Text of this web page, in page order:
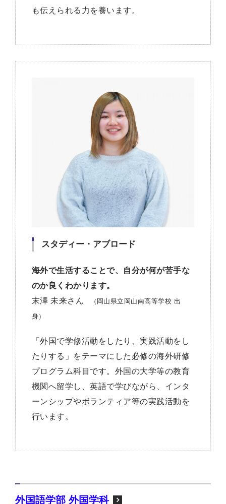
も伝えられる力を養います。
スタディー・アブロード
海外で生活することで、自分が何が苦手な
のか良くわかります。
末澤 未来さん
（岡山県立岡山南高等学校 出
身）
「外国で学修活動をしたり、実践活動をし
たりする」をテーマにした必修の海外研修
プログラム科目です。外国の大学等の教育
機関へ留学し、英語で学びながら、インタ
ーンシップやボランティア等の実践活動を
行います。
外国語学部 外国学科